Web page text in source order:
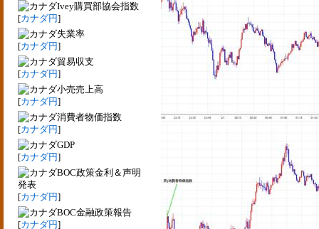
Ivey購買部協会指数
[カナダ円]
失業率
[カナダ円]
貿易収支
[カナダ円]
小売売上高
[カナダ円]
消費者物価指数
[カナダ円]
GDP
[カナダ円]
BOC政策金利＆声明
発表
[カナダ円]
BOC金融政策報告
[カナダ円]